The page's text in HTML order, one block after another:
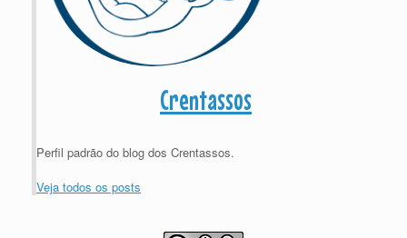
Crentassos
Perfil padrão do blog dos Crentassos.
Veja todos os posts